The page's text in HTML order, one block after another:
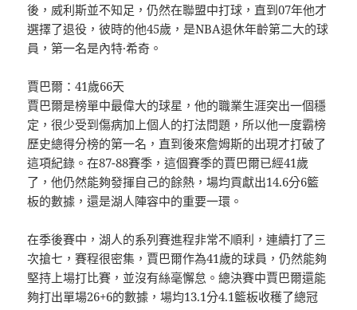
後，威利斯並不知足，仍然在聯盟中打球，直到07年他才
選擇了退役，彼時的他45歲，是NBA退休年齡第二大的球
員，第一名是內特·希奇。
賈巴爾：41歲66天
賈巴爾是榜單中最偉大的球星，他的職業生涯突出一個穩
定，很少受到傷病加上個人的打法問題，所以他一度霸榜
歷史總得分榜的第一名，直到後來詹姆斯的出現才打破了
這項紀錄。在87-88賽季，這個賽季的賈巴爾已經41歲
了，他仍然能夠發揮自己的餘熱，場均貢獻出14.6分6籃
板的數據，還是湖人陣容中的重要一環。
在季後賽中，湖人的系列賽進程非常不順利，連續打了三
次搶七，賽程很密集，賈巴爾作為41歲的球員，仍然能夠
堅持上場打比賽，並沒有絲毫懈怠。總決賽中賈巴爾還能
夠打出單場26+6的數據，場均13.1分4.1籃板收穫了總冠